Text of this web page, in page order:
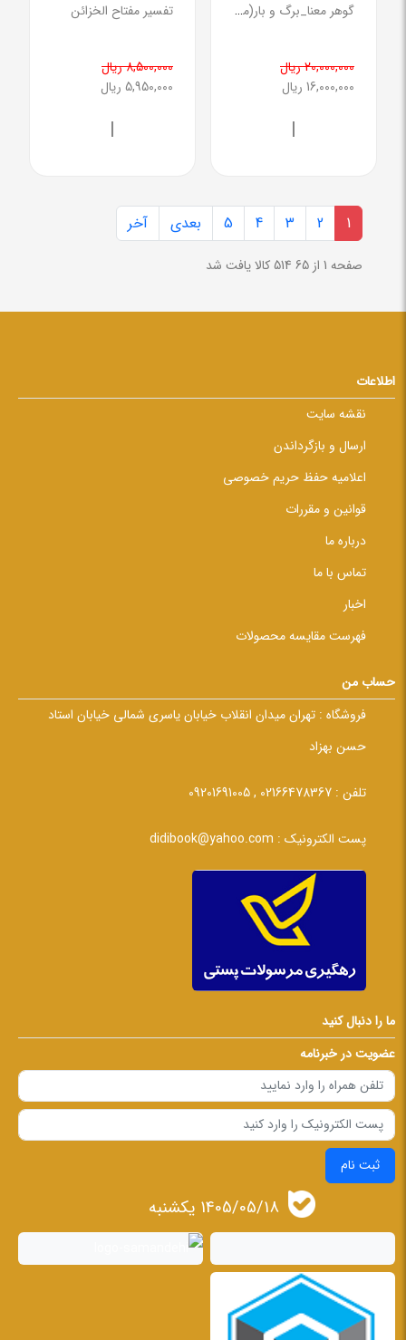
گوهر معنا_برگ و بار(مجموعه دو جلدی _قابدار)
20,000,000 ریال
16,000,000 ریال
|
تفسیر مفتاح الخزائن
8,500,000 ریال
5,950,000 ریال
|
1
2
3
4
5 بعدی آخر
صفحه 1 از 65 514 کالا یافت شد
اطلاعات
نقشه سایت
ارسال و بازگرداندن
اعلامیه حفظ حریم خصوصی
قوانین و مقررات
درباره ما
تماس با ما
اخبار
فهرست مقایسه محصولات
حساب من
فروشگاه : تهران میدان انقلاب خیابان یاسری شمالی خیابان استاد
حسن بهزاد
تلفن : 02166478367 , 09201691005
پست الکترونیک : didibook@yahoo.com
ما را دنبال کنید
عضویت در خبرنامه
ثبت نام
1405/05/18 يكشنبه